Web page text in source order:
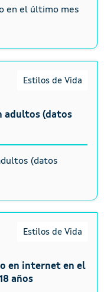
en el último mes
Estilos de Vida
adultos (datos
(datos
Estilos de Vida
en internet en el
años